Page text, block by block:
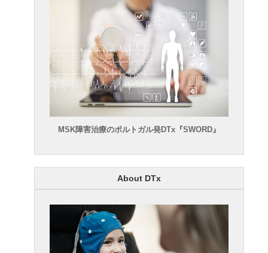
MSK障害治療のポルトガル発DTx『SWORD』
About DTx